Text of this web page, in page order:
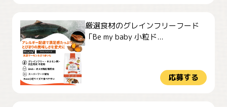
厳選食材のグレインフリーフード
「Be my baby 小粒ド...
応募する